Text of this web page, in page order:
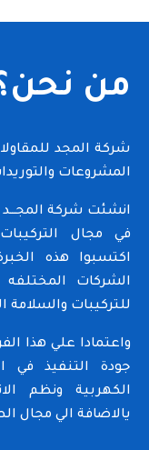
من
شركة المجد
المشروعات
انشئت شركة
في مجال
اكتسبوا هذه
الشركات
للتركيبات
واعتمادا علي هذا
جودة التنفيذ في
الكهربية ونظم
يالاضافة الي مجال